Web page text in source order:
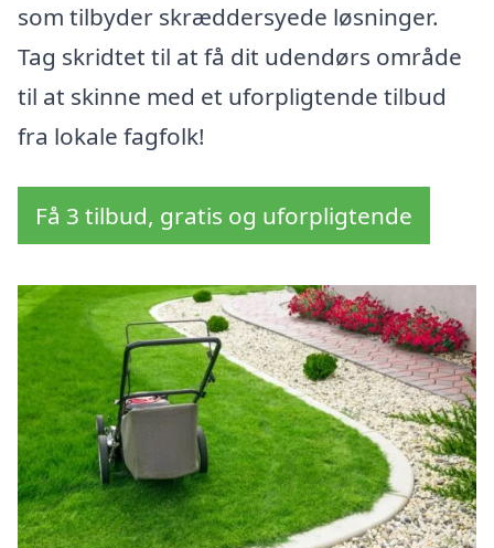
som tilbyder skræddersyede løsninger.
Tag skridtet til at få dit udendørs område
til at skinne med et uforpligtende tilbud
fra lokale fagfolk!
Få 3 tilbud, gratis og uforpligtende